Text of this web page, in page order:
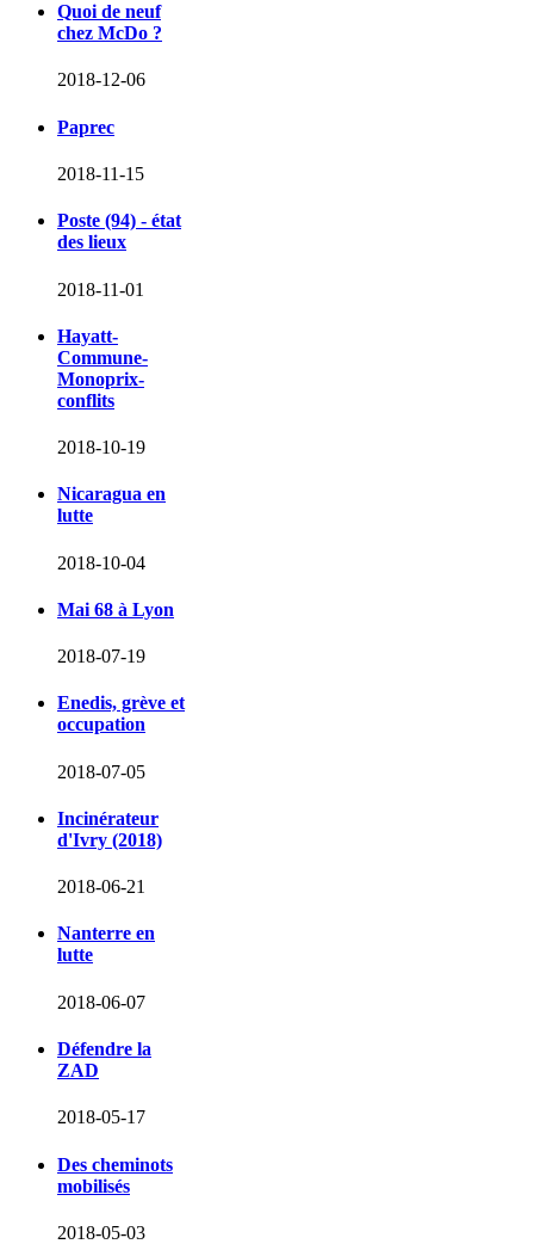
Quoi de neuf
chez McDo ?
2018-12-06
Paprec
2018-11-15
Poste (94) - état
des lieux
2018-11-01
Hayatt-
Commune-
Monoprix-
conflits
2018-10-19
Nicaragua en
lutte
2018-10-04
Mai 68 à Lyon
2018-07-19
Enedis, grève et
occupation
2018-07-05
Incinérateur
d'Ivry (2018)
2018-06-21
Nanterre en
lutte
2018-06-07
Défendre la
ZAD
2018-05-17
Des cheminots
mobilisés
2018-05-03